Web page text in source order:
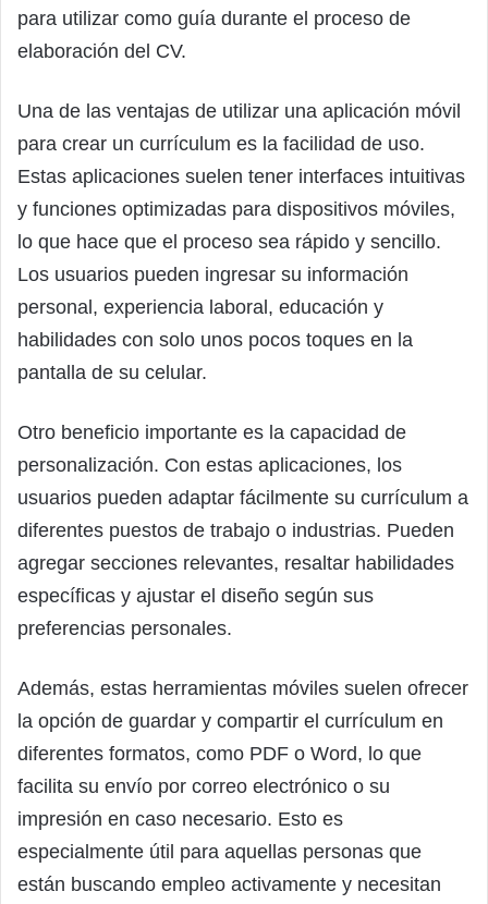
para utilizar como guía durante el proceso de
elaboración del CV.
Una de las ventajas de utilizar una aplicación móvil
para crear un currículum es la facilidad de uso.
Estas aplicaciones suelen tener interfaces intuitivas
y funciones optimizadas para dispositivos móviles,
lo que hace que el proceso sea rápido y sencillo.
Los usuarios pueden ingresar su información
personal, experiencia laboral, educación y
habilidades con solo unos pocos toques en la
pantalla de su celular.
Otro beneficio importante es la capacidad de
personalización. Con estas aplicaciones, los
usuarios pueden adaptar fácilmente su currículum a
diferentes puestos de trabajo o industrias. Pueden
agregar secciones relevantes, resaltar habilidades
específicas y ajustar el diseño según sus
preferencias personales.
Además, estas herramientas móviles suelen ofrecer
la opción de guardar y compartir el currículum en
diferentes formatos, como PDF o Word, lo que
facilita su envío por correo electrónico o su
impresión en caso necesario. Esto es
especialmente útil para aquellas personas que
están buscando empleo activamente y necesitan